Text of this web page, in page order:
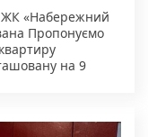
ЖК «Набережний
Пропонуємо
на 9
простір